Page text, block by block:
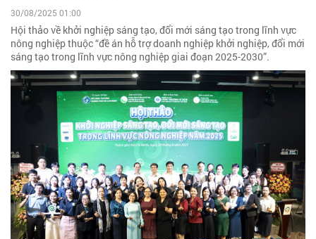
30/08/2025 01:00
Hội thảo về khởi nghiệp sáng tạo, đổi mới sáng tạo trong lĩnh vực
nông nghiệp thuộc “đề án hỗ trợ doanh nghiệp khởi nghiệp, đổi mới
sáng tạo trong lĩnh vực nông nghiệp giai đoạn 2025-2030”.